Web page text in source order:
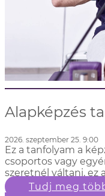
Alapképzés
2026. szeptember 25. 9:00
Ez a tanfolyam a
csoportos vagy
szeretnél váltani, ez
Tudj meg